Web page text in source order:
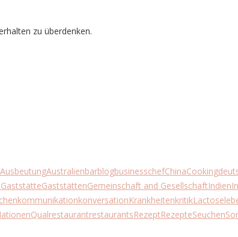
zu überdenken.
AusbeutungAustralienbarblogbusinesschefChinaCooking
GaststätteGaststättenGemeinschaft and GesellschaftIndien
kommunikationkonversationKrankheitenkritikLactose
QualrestaurantrestaurantsRezeptRezepteSeuchen